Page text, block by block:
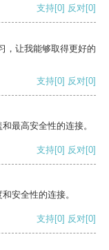
支持[0] 反对[0]
，让我能够取得更好的
支持[0] 反对[0]
最高安全性的连接。
支持[0] 反对[0]
安全性的连接。
支持[0] 反对[0]